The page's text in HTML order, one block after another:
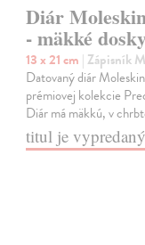
Diár
- mäkké
13 x 21 cm | Zápisník
Datovaný diár
prémiovej kolekcie
Diár má mäkkú, v
titul je vypredaný